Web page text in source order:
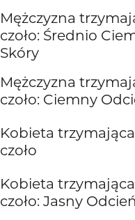
Mężczyzna
czoło: Średnio
Skóry
Mężczyzna
czoło: Ciemny
Kobieta trzymająca
czoło
Kobieta trzymająca
czoło: Jasny